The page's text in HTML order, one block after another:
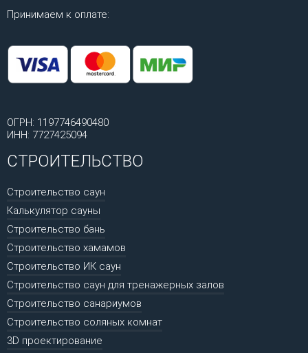
Принимаем к оплате:
ОГРН: 1197746490480
ИНН: 7727425094
СТРОИТЕЛЬСТВО
Строительство саун
Калькулятор сауны
Строительство бань
Строительство хамамов
Строительство ИК саун
Строительство саун для тренажерных залов
Строительство санариумов
Строительство соляных комнат
3D проектирование